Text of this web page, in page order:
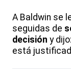
A Baldwin se
seguidas de
decisión y
está